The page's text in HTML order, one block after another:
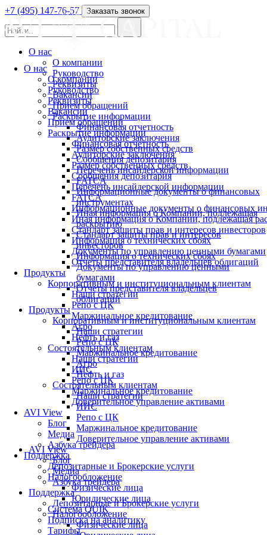
О нас
О компании
Руководство
Реквизиты
Вакансии
Прием обращений
Раскрытие информации
Финансовая отчетность
Аудиторские заключения
Размер собственных средств
Сообщения депозитария
Перечень инсайдерской информации
FATCA
Информационные документы о финансовых
Иная информация о Компании, подлежащая
Стандарт защиты прав и интересов инвесторов
Информация о технических сбоях
Документы по управлению ценными бумагами
Отчеты представителя владельцев облигаций
Продукты
Корпоративным и институциональным клиентам
Наши стратегии
Репо с ЦК
Маржинальное кредитование
Агро
Нефть и газ
Состоятельным клиентам
Наши стратегии
ИИС
Репо с ЦК
Маржинальное кредитование
Доверительное управление активами
AVI View
Блог
Медиа
Азбука трейдера
Поддержка
Депозитарные и Брокерские услуги
Налогообложение
Физические лица
Юридические лица
Система QUIK
Подписка на аналитику
Тарифы
+7 (495) 147-76-57 Заказать звонок
О нас
О компании
Руководство
Реквизиты
Вакансии
Прием обращений
Раскрытие информации
Финансовая отчетность
Аудиторские заключения
Размер собственных средств
Сообщения депозитария
Перечень инсайдерской информации
FATCA
Информационные документы о финансовых
инструментах
Иная информация о Компании, подлежащая
раскрытию
Стандарт защиты прав и интересов
инвесторов
Информация о технических сбоях
Документы по управлению ценными
бумагами
Отчеты представителя владельцев
облигаций
Продукты
Корпоративным и институциональным клиентам
Наши стратегии
Репо с ЦК
Маржинальное кредитование
Агро
Нефть и газ
Состоятельным клиентам
Наши стратегии
ИИС
Репо с ЦК
Маржинальное кредитование
Доверительное управление активами
AVI View
Блог
Медиа
Азбука трейдера
Поддержка
Депозитарные и Брокерские услуги
Налогообложение
Физические лица